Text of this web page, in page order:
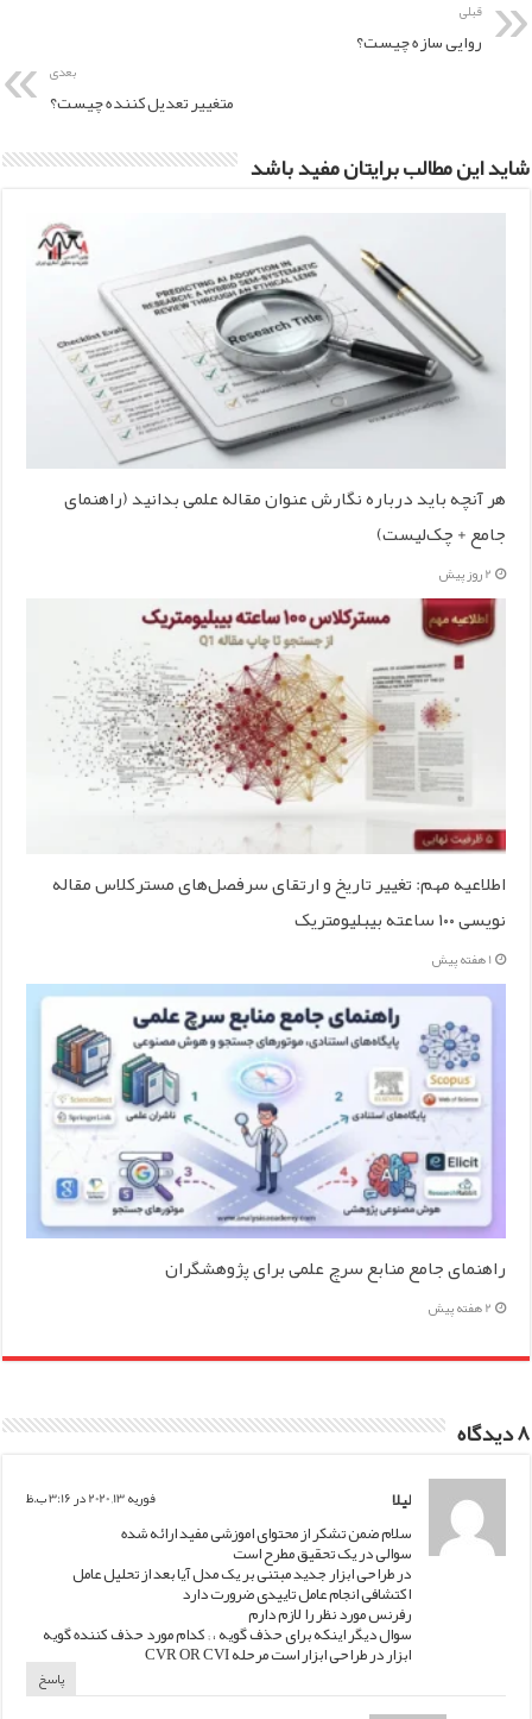
قبلی
روایی سازه چیست؟
بعدی
متغییر تعدیل کننده چیست؟
شاید این مطالب برایتان مفید باشد
هر آنچه باید درباره نگارش عنوان مقاله علمی بدانید (راهنمای
جامع + چک‌لیست)
2 روز پیش
اطلاعیه مهم: تغییر تاریخ و ارتقای سرفصل‌های مسترکلاس مقاله
نویسی ۱۰۰ ساعته بیبلیومتریک
1 هفته پیش
راهنمای جامع منابع سرچ علمی برای پژوهشگران
2 هفته پیش
8 دیدگاه
لیلا فوریه 13, 2020 در 3:16 ب.ظ
سلام ضمن تشکر از محتوای اموزشی مفید ارائه شده
سوالی در یک تحقیق مطرح است
در طراحی ابزار جدید مبتنی بر یک مدل آیا بعد از تحلیل عامل
اکتشافی انجام عامل تاییدی ضرورت دارد
رفرنس مورد نظر را لازم دارم
سوال دیگر اینکه برای حذف گویه ، ; کدام مورد حذف کننده گویه
ابزار در طراحی ابزار است مرحله CVR OR CVI
پاسخ